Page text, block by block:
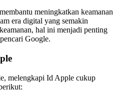
meningkatkan keamanan
era digital yang semakin
hal ini menjadi penting
Google.
melengkapi Id Apple cukup